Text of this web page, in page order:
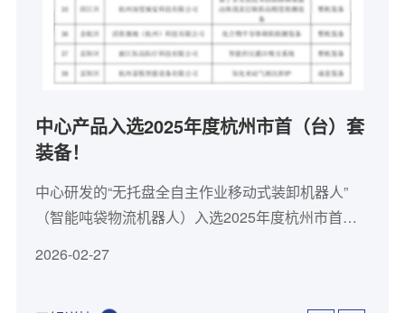
中心产品入选2025年度杭州市首（台）套
装备！
中心研发的“无托盘全自主作业移动式装卸机器人”
（智能吨袋物流机器人）入选2025年度杭州市首
2026-02-27